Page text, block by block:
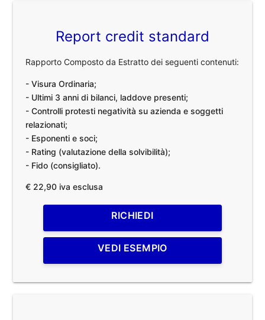
Report credit standard
Rapporto Composto da Estratto dei seguenti contenuti:
- Visura Ordinaria;
- Ultimi 3 anni di bilanci, laddove presenti;
- Controlli protesti negatività su azienda e soggetti
relazionati;
- Esponenti e soci;
- Rating (valutazione della solvibilità);
- Fido (consigliato).
€ 22,90 iva esclusa
RICHIEDI
VEDI ESEMPIO